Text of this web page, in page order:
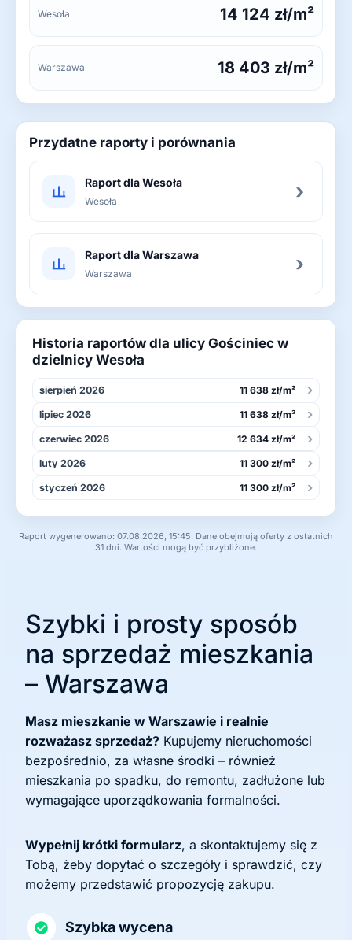
Wesoła 14 124 zł/m²
Warszawa 18 403 zł/m²
Przydatne raporty i porównania
Raport dla Wesoła
Wesoła ›
Raport dla Warszawa
Warszawa ›
Historia raportów dla ulicy Gościniec w
dzielnicy Wesoła
sierpień 2026 11 638 zł/m² ›
lipiec 2026 11 638 zł/m² ›
czerwiec 2026 12 634 zł/m² ›
luty 2026 11 300 zł/m² ›
styczeń 2026 11 300 zł/m² ›
Raport wygenerowano: 07.08.2026, 15:45. Dane obejmują oferty z ostatnich
31 dni. Wartości mogą być przybliżone.
Szybki i prosty sposób
na sprzedaż mieszkania
– Warszawa
Masz mieszkanie w Warszawie i realnie
rozważasz sprzedaż? Kupujemy nieruchomości
bezpośrednio, za własne środki – również
mieszkania po spadku, do remontu, zadłużone lub
wymagające uporządkowania formalności.
Wypełnij krótki formularz, a skontaktujemy się z
Tobą, żeby dopytać o szczegóły i sprawdzić, czy
możemy przedstawić propozycję zakupu.
Szybka wycena